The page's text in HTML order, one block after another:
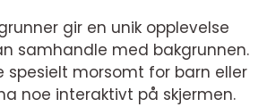
gir en unik opplevelse
samhandle med bakgrunnen.
morsomt for barn eller
noe interaktivt på skjermen.